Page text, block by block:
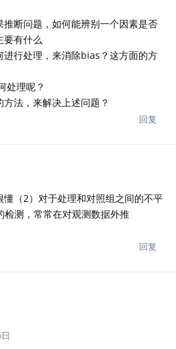
断问题，如何能辨别一个因素是否
要有什么
行处理，来消除bias？这方面的方
处理呢？
法，来解决上述问题？
回复
（2）对于处理和对照组之间的不平
测，常常在对观测数据外推
回复